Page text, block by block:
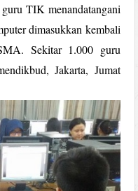
TIK menandatangani
dimasukkan kembali
Sekitar 1.000 guru
Jakarta, Jumat